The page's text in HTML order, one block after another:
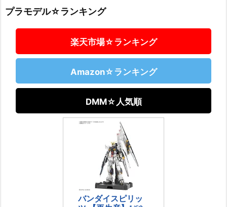
プラモデル☆ランキング
楽天市場☆ランキング
Amazon☆ランキング
DMM☆人気順